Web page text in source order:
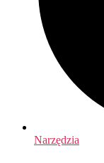
Narzędzia